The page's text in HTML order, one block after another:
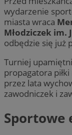
wydarzenie
miasta wraca
Młodziczek im.
odbędzie się już
Turniej
propagatora
przez lata
zawodniczek i
Sportowe